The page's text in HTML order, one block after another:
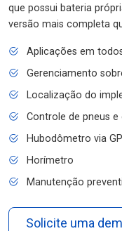
que possui bateria
versão mais completa
Aplicações em
Gerenciamento
Localização do
Controle de pneus
Hubodômetro via
Horímetro
Manutenção
Solicite uma